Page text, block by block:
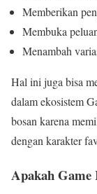
Memberikan
Membuka
Menambah
Hal ini juga bisa
dalam ekosistem
bosan karena
dengan karakter
Apakah